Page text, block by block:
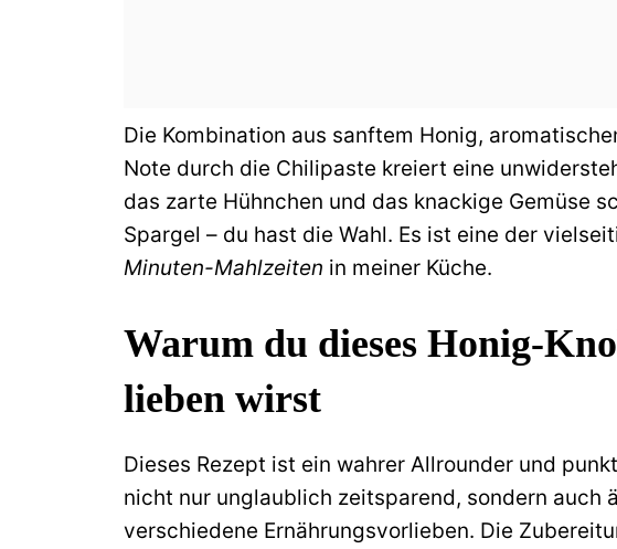
Die Kombination aus sanftem Honig,
Note durch die Chilipaste kreiert eine
das zarte Hühnchen und das knackige Gemüse
Spargel – du hast die Wahl. Es ist eine der
Minuten-Mahlzeiten in meiner Küche.
Warum du dieses Honig-
lieben wirst
Dieses Rezept ist ein wahrer Allrounder und
nicht nur unglaublich zeitsparend, sondern auch
verschiedene Ernährungsvorlieben. Die